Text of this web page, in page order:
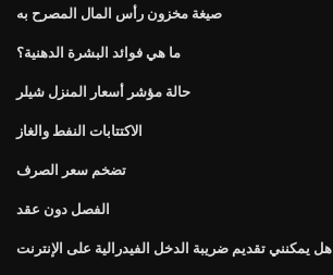
صيغة مخزون رأس المال المصرح به
ما هي فوائد البشرة الدهنية؟
حالة مؤشر أسعار المنزل شيلر
الاكتتابات النفط والغاز
تضخم سعر الصرف
الفصل دون عقد
هل يمكنني تقديم ضريبة الدخل الفيدرالية على الإنترنت